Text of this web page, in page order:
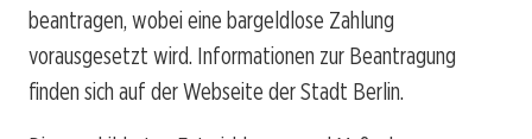
beantragen, wobei eine bargeldlose Zahlung
vorausgesetzt wird. Informationen zur Beantragung
finden sich auf der Webseite der Stadt Berlin.